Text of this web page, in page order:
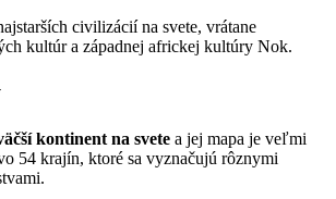
civilizácií na svete, vrátane
kultúr a západnej africkej kultúry Nok.
kontinent na svete a jej mapa je veľmi
54 krajín, ktoré sa vyznačujú rôznymi